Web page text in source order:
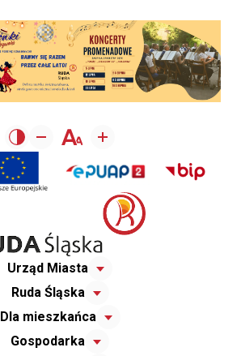
Urząd Miasta
Ruda Śląska
Dla mieszkańca
Gospodarka